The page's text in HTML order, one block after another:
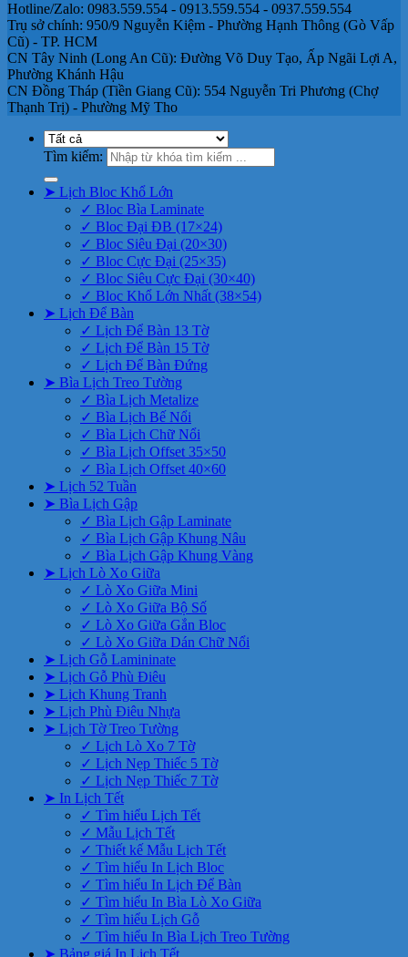
Hotline/Zalo: 0983.559.554 - 0913.559.554 - 0937.559.554
Trụ sở chính: 950/9 Nguyễn Kiệm - Phường Hạnh Thông (Gò Vấp
Cũ) - TP. HCM
CN Tây Ninh (Long An Cũ): Đường Võ Duy Tạo, Ấp Ngãi Lợi A,
Phường Khánh Hậu
CN Đồng Tháp (Tiền Giang Cũ): 554 Nguyễn Tri Phương (Chợ
Thạnh Trị) - Phường Mỹ Tho
Tìm kiếm:
➤ Lịch Bloc Khổ Lớn
✓ Bloc Bìa Laminate
✓ Bloc Đại ĐB (17×24)
✓ Bloc Siêu Đại (20×30)
✓ Bloc Cực Đại (25×35)
✓ Bloc Siêu Cực Đại (30×40)
✓ Bloc Khổ Lớn Nhất (38×54)
➤ Lịch Để Bàn
✓ Lịch Để Bàn 13 Tờ
✓ Lịch Để Bàn 15 Tờ
✓ Lịch Để Bàn Đứng
➤ Bìa Lịch Treo Tường
✓ Bìa Lịch Metalize
✓ Bìa Lịch Bế Nổi
✓ Bìa Lịch Chữ Nổi
✓ Bìa Lịch Offset 35×50
✓ Bìa Lịch Offset 40×60
➤ Lịch 52 Tuần
➤ Bìa Lịch Gập
✓ Bìa Lịch Gập Laminate
✓ Bìa Lịch Gập Khung Nâu
✓ Bìa Lịch Gập Khung Vàng
➤ Lịch Lò Xo Giữa
✓ Lò Xo Giữa Mini
✓ Lò Xo Giữa Bộ Số
✓ Lò Xo Giữa Gắn Bloc
✓ Lò Xo Giữa Dán Chữ Nổi
➤ Lịch Gỗ Lamininate
➤ Lịch Gỗ Phù Điêu
➤ Lịch Khung Tranh
➤ Lịch Phù Điêu Nhựa
➤ Lịch Tờ Treo Tường
✓ Lịch Lò Xo 7 Tờ
✓ Lịch Nẹp Thiếc 5 Tờ
✓ Lịch Nẹp Thiếc 7 Tờ
➤ In Lịch Tết
✓ Tìm hiểu Lịch Tết
✓ Mẫu Lịch Tết
✓ Thiết kế Mẫu Lịch Tết
✓ Tìm hiểu In Lịch Bloc
✓ Tìm hiểu In Lịch Để Bàn
✓ Tìm hiểu In Bìa Lò Xo Giữa
✓ Tìm hiểu Lịch Gỗ
✓ Tìm hiểu In Bìa Lịch Treo Tường